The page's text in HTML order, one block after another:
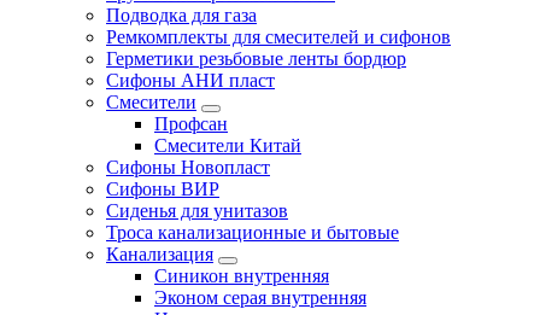
Подводка для газа
Ремкомплекты для смесителей и сифонов
Герметики резьбовые ленты бордюр
Сифоны АНИ пласт
Смесители
Профсан
Смесители Китай
Сифоны Новопласт
Сифоны ВИР
Сиденья для унитазов
Троса канализационные и бытовые
Канализация
Синикон внутренняя
Эконом серая внутренняя